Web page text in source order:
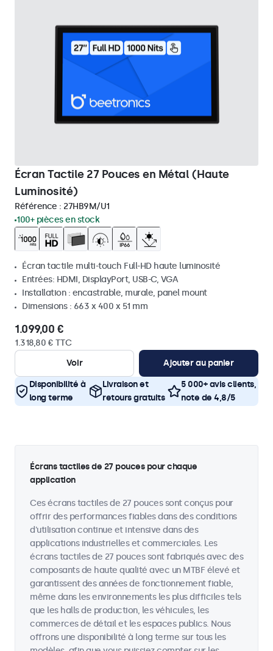
Écran Tactile 27 Pouces en Métal (Haute
Luminosité)
Référence : 27HB9M/U1
100+ pièces en stock
Écran tactile multi-touch Full-HD haute luminosité
Entrées: HDMI, DisplayPort, USB-C, VGA
Installation : encastrable, murale, panel mount
Dimensions : 663 x 400 x 51 mm
1.099,00 €
1.318,80 € TTC
Voir
Ajouter au panier
Disponibilité à
long terme
Livraison et
retours gratuits
5 000+ avis clients,
note de 4,8/5
Écrans tactiles de 27 pouces pour chaque
application
Ces écrans tactiles de 27 pouces sont conçus pour
offrir des performances fiables dans des conditions
d'utilisation continue et intensive dans des
applications industrielles et commerciales. Les
écrans tactiles de 27 pouces sont fabriqués avec des
composants de haute qualité avec un MTBF élevé et
garantissent des années de fonctionnement fiable,
même dans les environnements les plus difficiles tels
que les halls de production, les véhicules, les
commerces de détail et les espaces publics. Nous
offrons une disponibilité à long terme sur tous les